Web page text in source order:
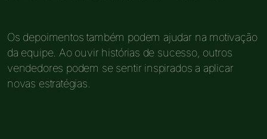
Os depoimentos também podem ajudar na motivação
da equipe. Ao ouvir histórias de sucesso, outros
vendedores podem se sentir inspirados a aplicar
novas estratégias.